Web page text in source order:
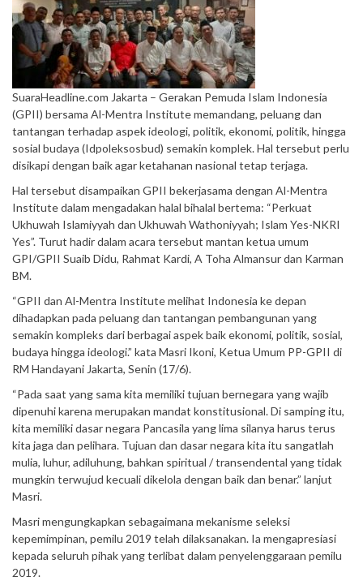
SuaraHeadline.com Jakarta – Gerakan Pemuda Islam Indonesia
(GPII) bersama Al-Mentra Institute memandang, peluang dan
tantangan terhadap aspek ideologi, politik, ekonomi, politik, hingga
sosial budaya (Idpoleksosbud) semakin komplek. Hal tersebut perlu
disikapi dengan baik agar ketahanan nasional tetap terjaga.
Hal tersebut disampaikan GPII bekerjasama dengan Al-Mentra
Institute dalam mengadakan halal bihalal bertema: “Perkuat
Ukhuwah Islamiyyah dan Ukhuwah Wathoniyyah; Islam Yes-NKRI
Yes”. Turut hadir dalam acara tersebut mantan ketua umum
GPI/GPII Suaib Didu, Rahmat Kardi, A Toha Almansur dan Karman
BM.
“GPII dan Al-Mentra Institute melihat Indonesia ke depan
dihadapkan pada peluang dan tantangan pembangunan yang
semakin kompleks dari berbagai aspek baik ekonomi, politik, sosial,
budaya hingga ideologi.” kata Masri Ikoni, Ketua Umum PP-GPII di
RM Handayani Jakarta, Senin (17/6).
“Pada saat yang sama kita memiliki tujuan bernegara yang wajib
dipenuhi karena merupakan mandat konstitusional. Di samping itu,
kita memiliki dasar negara Pancasila yang lima silanya harus terus
kita jaga dan pelihara. Tujuan dan dasar negara kita itu sangatlah
mulia, luhur, adiluhung, bahkan spiritual / transendental yang tidak
mungkin terwujud kecuali dikelola dengan baik dan benar.” lanjut
Masri.
Masri mengungkapkan sebagaimana mekanisme seleksi
kepemimpinan, pemilu 2019 telah dilaksanakan. Ia mengapresiasi
kepada seluruh pihak yang terlibat dalam penyelenggaraan pemilu
2019.